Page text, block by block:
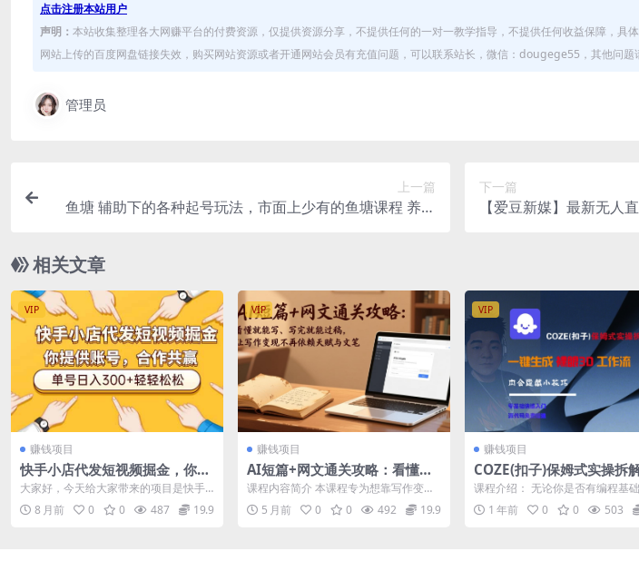
点击注册本站用户
声明： 本站收集整理各大网赚平台的付费资源，仅提供资源分享，不提供任何的一对一教学指导，不提供任何收益保障，具体
网站上传的百度网盘链接失效，购买网站资源或者开通网站会员有充值问题，可以联系站长，微信：dougege55，其他问题
管理员
上一篇
鱼塘 辅助下的各种起号玩法，市面上少有的鱼塘课程 养鱼
下一篇
【爱豆新媒】最新无人
相关文章
VIP
赚钱项目
快手小店代发短视频掘金，你只
提供账号，全程我们代运营，单
号日入300+轻轻松松
大家好，今天给大家带来的项目是快手
带货代运营项目，项目非常非常简单，
视频教程是还...
8 月前 0 0 487 19.9
VIP
赚钱项目
AI短篇+网文通关攻略：看懂就
能写、写完就能过稿，让写作变
现不再依赖天赋与文笔
课程内容简介 本课程专为想靠写作变现
却零基础的普通人打造，是一套“看懂就
能写、写...
5 月前 0 0 492 19.9
VIP
赚钱项目
COZE(扣子)保姆式实操拆
程，一键生成裸眼3D工作流
内合隐藏小技巧
课程介绍： 无论你是否有编程基
使是纯小白，通过我们系统的教学
都可以快速...
1 年前 0 0 503